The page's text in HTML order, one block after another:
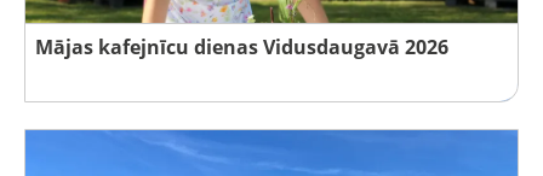
Mājas kafejnīcu dienas Vidusdaugavā 2026